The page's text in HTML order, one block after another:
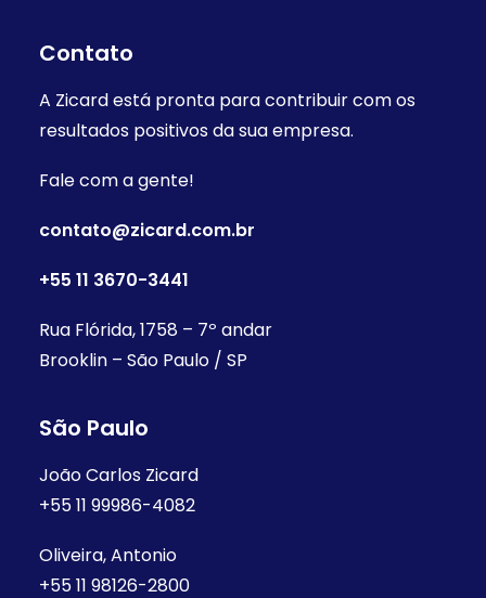
Contato
A Zicard está pronta para contribuir com os
resultados positivos da sua empresa.
Fale com a gente!
contato@zicard.com.br
+55 11 3670-3441
Rua Flórida, 1758 – 7º andar
Brooklin – São Paulo / SP
São Paulo
João Carlos Zicard
+55 11 99986-4082
Oliveira, Antonio
+55 11 98126-2800